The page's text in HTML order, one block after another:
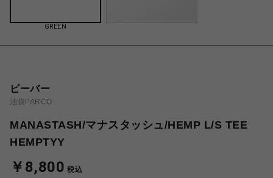
GREEN
ビーバー
池袋PARCO
MANASTASH/マナスタッシュ/HEMP L/S TEE
HEMPTYY
￥8,800 税込